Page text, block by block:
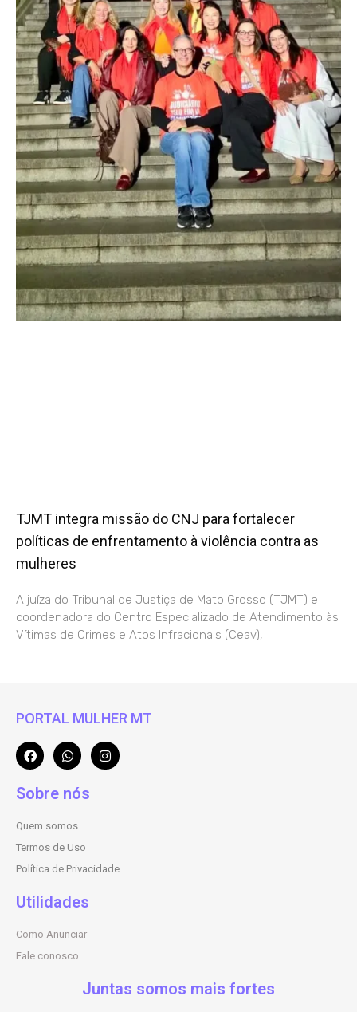
TJMT integra missão do CNJ para fortalecer
políticas de enfrentamento à violência contra as
mulheres
A juíza do Tribunal de Justiça de Mato Grosso (TJMT) e
coordenadora do Centro Especializado de Atendimento às
Vítimas de Crimes e Atos Infracionais (Ceav),
PORTAL MULHER MT
Sobre nós
Quem somos
Termos de Uso
Política de Privacidade
Utilidades
Como Anunciar
Fale conosco
Juntas somos mais fortes